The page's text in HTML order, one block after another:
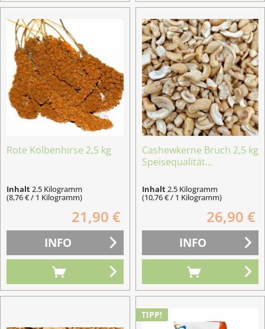
Rote Kolbenhirse 2,5 kg
Inhalt2.5 Kilogramm
(8,76 € / 1 Kilogramm)
21,90 €
INFO
Cashewkerne Bruch 2,5 kg
Speisequalität...
Inhalt2.5 Kilogramm
(10,76 € / 1 Kilogramm)
26,90 €
INFO
TIPP!